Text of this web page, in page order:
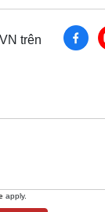
trên
apply.